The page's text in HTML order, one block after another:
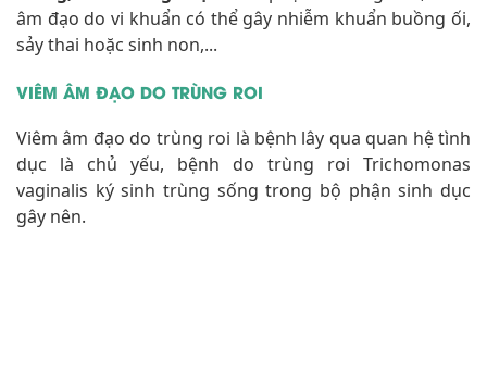
âm đạo do vi khuẩn có thể gây nhiễm khuẩn buồng ối,
sảy thai hoặc sinh non,...
VIÊM ÂM ĐẠO DO TRÙNG ROI
Viêm âm đạo do trùng roi là bệnh lây qua quan hệ tình
dục là chủ yếu, bệnh do trùng roi Trichomonas
vaginalis ký sinh trùng sống trong bộ phận sinh dục
gây nên.